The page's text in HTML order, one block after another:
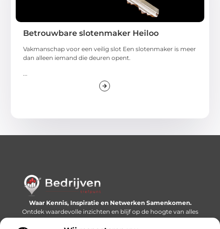
Betrouwbare slotenmaker Heiloo
Vakmanschap voor een veilig slot Een slotenmaker is meer
dan alleen iemand die deuren opent.
Waar Kennis, Inspiratie en Netwerken Samenkomen.
Ontdek waardevolle inzichten en blijf op de hoogte van alles
wat er speelt in de wereld.